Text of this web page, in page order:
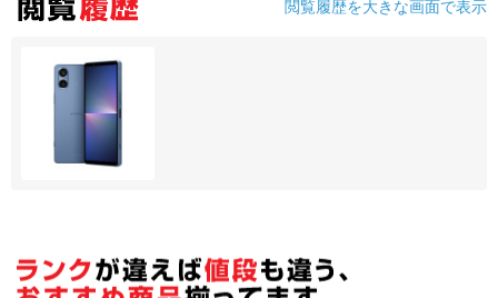
閲覧履歴を大きな画面で表示
各項目のチェックボックスは「or検索」となります。
ただし機能別のみ「and検索」となります。